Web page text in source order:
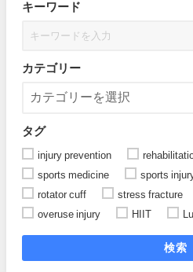
キーワード
カテゴリー
タグ
injury prevention
sports medicine
sports
rotator cuff
stress fracture
overuse injury
HIIT
検索